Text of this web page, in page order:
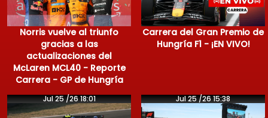
Norris vuelve al triunfo
gracias a las
actualizaciones del
McLaren MCL40 - Reporte
Carrera - GP de Hungría
Carrera del Gran Premio de
Hungría F1 - ¡EN VIVO!
Jul 25 /26 18:01 Jul 25 /26 15:38